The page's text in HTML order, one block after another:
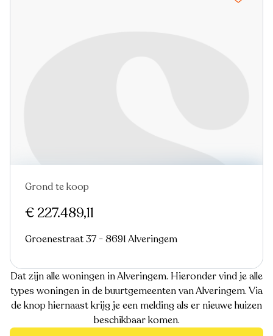
Grond te koop
€ 227.489,11
Groenestraat 37 - 8691 Alveringem
Dat zijn alle woningen in Alveringem. Hieronder vind je alle
types woningen in de buurtgemeenten van Alveringem. Via
de knop hiernaast krijg je een melding als er nieuwe huizen
beschikbaar komen.